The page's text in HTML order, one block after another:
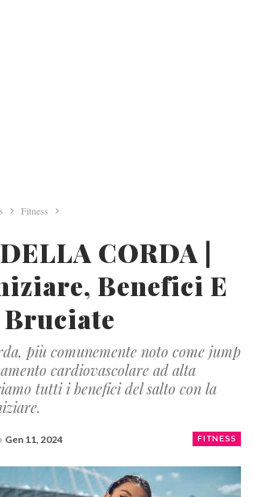
Fitness
CORDA |
Benefici E
più comunemente noto come jump
cardiovascolare ad alta
tutti i benefici del salto con la
FITNESS
Gen 11, 2024